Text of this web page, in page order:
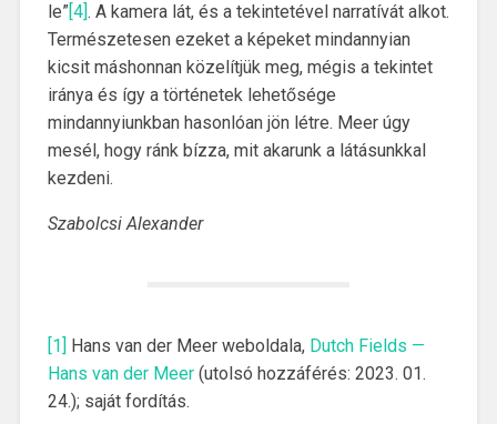
le”[4]. A kamera lát, és a tekintetével narratívát alkot.
Természetesen ezeket a képeket mindannyian
kicsit máshonnan közelítjük meg, mégis a tekintet
iránya és így a történetek lehetősége
mindannyiunkban hasonlóan jön létre. Meer úgy
mesél, hogy ránk bízza, mit akarunk a látásunkkal
kezdeni.
Szabolcsi Alexander
[1] Hans van der Meer weboldala, Dutch Fields —
Hans van der Meer(utolsó hozzáférés: 2023. 01.
24.); saját fordítás.